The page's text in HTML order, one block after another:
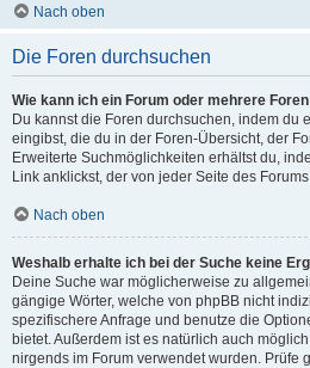
Nach oben
Die Foren durchsuchen
Wie kann ich ein Forum oder mehrere
Du kannst die Foren durchsuchen, indem du
eingibst, die du in der Foren-Übersicht, der
Erweiterte Suchmöglichkeiten erhältst du,
Link anklickst, der von jeder Seite des
Nach oben
Weshalb erhalte ich bei der Suche keine
Deine Suche war möglicherweise zu
gängige Wörter, welche von phpBB nicht
spezifischere Anfrage und benutze die
bietet. Außerdem ist es natürlich auch
nirgends im Forum verwendet wurden. Prüfe